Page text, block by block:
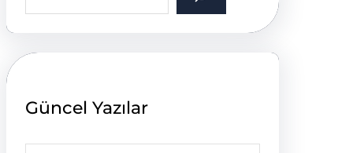
a
h
Güncel Yazılar